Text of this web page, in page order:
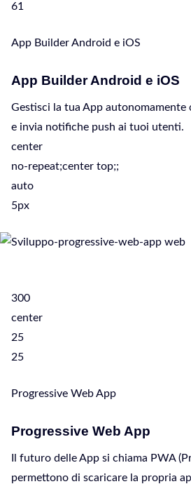
61
App Builder Android e iOS
App Builder Android e iOS
Gestisci la tua App autonomamente
e invia notifiche push ai tuoi utenti.
center
no-repeat;center top;;
auto
5px
300
center
25
25
Progressive Web App
Progressive Web App
Il futuro delle App si chiama PWA
permettono di scaricare la propria